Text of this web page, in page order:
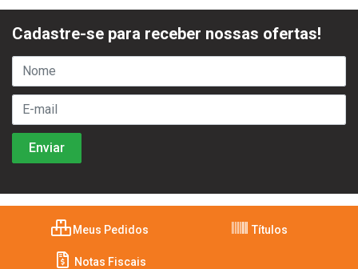
Cadastre-se para receber nossas ofertas!
Meus Pedidos Títulos
Notas Fiscais